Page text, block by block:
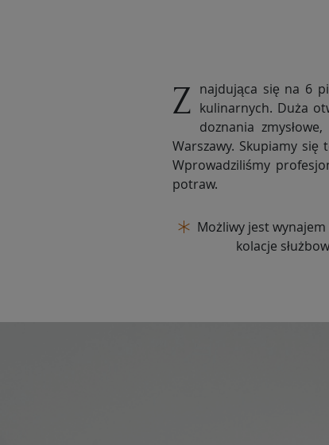
Znajdująca się na 6 piętrze Restauracja Szóstka to miejsce przeznaczone dla osób poszukujących nowych doznań kulinarnych. Duża
doznania
Warszawy. Skupiamy się
Wprowadziliśmy
potraw.
Możliwy jest
kolacje